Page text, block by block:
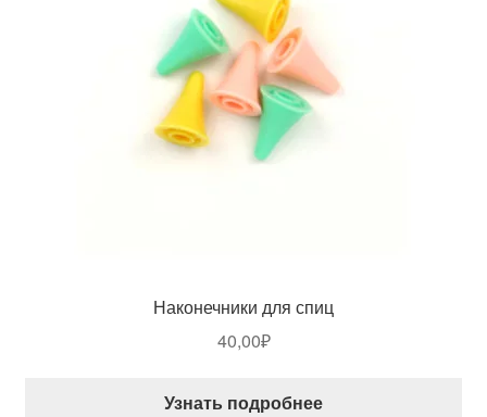
Наконечники для спиц
40,00₽
Узнать подробнее